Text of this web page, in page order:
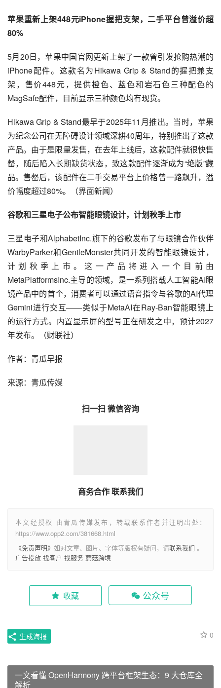
苹果重新上架448元iPhone握把支架，二手平台曾溢价超
80%
5月20日，苹果中国官网更新上架了一款曾引发抢购热潮的
iPhone配件。这款名为Hikawa Grip & Stand的握把兼支
架，售价448元，提供橙色、蓝色和岩石色三种配色的
MagSafe配件，目前显示三种颜色均有现货。
Hikawa Grip & Stand最早于2025年11月推出。当时，苹果
为纪念公司在无障碍设计领域深耕40周年，特别推出了这款
产品。由于是限量发售，在去年上线后，这款配件就很快售
罄，随后陷入长期缺货状态，致这款配件逐渐成为“绝版”藏
品。售罄后，该配件在二手交易平台上价格曾一路飙升，溢
价幅度超过80%。（界面新闻）
谷歌和三星电子公布智能眼镜设计，计划秋季上市
三星电子和AlphabetInc.旗下的谷歌发布了与眼镜合作伙伴
WarbyParker和GentleMonster共同开发的智能眼镜设计，
计划秋季上市。这一产品将进入一个目前由
MetaPlatformsInc.主导的领域，是一系列搭载人工智能AI眼
镜产品中的首个，消费者可以通过语音指令与谷歌的AI代理
Gemini进行交互——类似于MetaAI在Ray-Ban智能眼镜上
的运行方式。内置显示屏的型号正在研发之中，预计2027
年发布。（财联社）
作者：青瓜早报
来源：青瓜传媒
扫一扫 微信咨询
商务合作 联系我们
本文经授权 由青瓜传媒发布，转载联系作者并注明出处：
https://www.opp2.com/381668.html
《免责声明》 如对文章、图片、字体等版权有疑问，请联系我们 。
广告投放 找客户 找服务 蘑菇跨境
收藏 公众号
0
生成海报
一文看懂 OpenHarmony 跨平台框架生态：9 大仓库全
解析